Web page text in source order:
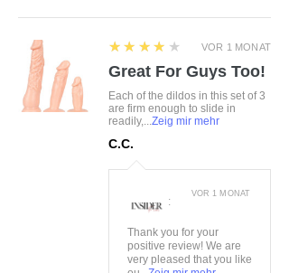
VOR 1 MONAT
4
★★★★★
Great For Guys Too!
Each of the dildos in this set of 3
are firm enough to slide in
readily,...Zeig mir mehr
C.C.
:
Thank you for your
positive review! We are
very pleased that you like
VOR 1 MONAT